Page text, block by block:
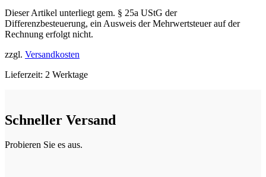
Dieser Artikel unterliegt gem. § 25a UStG der
Differenzbesteuerung, ein Ausweis der Mehrwertsteuer auf der
Rechnung erfolgt nicht.
zzgl. Versandkosten
Lieferzeit: 2 Werktage
Schneller Versand
Probieren Sie es aus.